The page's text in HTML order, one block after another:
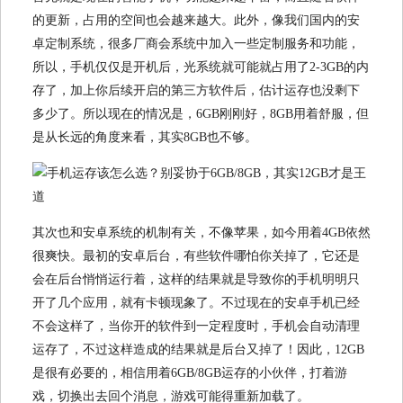
的更新，占用的空间也会越来越大。此外，像我们国内的安
卓定制系统，很多厂商会系统中加入一些定制服务和功能，
所以，手机仅仅是开机后，光系统就可能就占用了2-3GB的内
存了，加上你后续开启的第三方软件后，估计运存也没剩下
多少了。所以现在的情况是，6GB刚刚好，8GB用着舒服，但
是从长远的角度来看，其实8GB也不够。
其次也和安卓系统的机制有关，不像苹果，如今用着4GB依然
很爽快。最初的安卓后台，有些软件哪怕你关掉了，它还是
会在后台悄悄运行着，这样的结果就是导致你的手机明明只
开了几个应用，就有卡顿现象了。不过现在的安卓手机已经
不会这样了，当你开的软件到一定程度时，手机会自动清理
运存了，不过这样造成的结果就是后台又掉了！因此，12GB
是很有必要的，相信用着6GB/8GB运存的小伙伴，打着游
戏，切换出去回个消息，游戏可能得重新加载了。